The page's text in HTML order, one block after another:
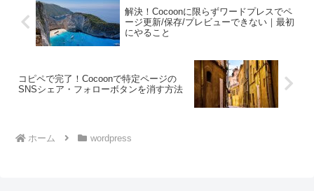
解決！Cocoonに限らずワードプレスでペ
ージ更新/保存/プレビューできない｜最初
にやること
コピペで完了！Cocoonで特定ページの
SNSシェア・フォローボタンを消す方法
ホーム wordpress